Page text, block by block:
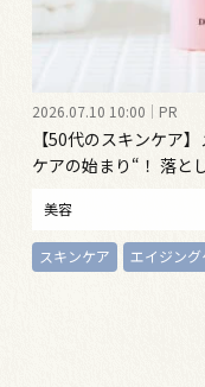
2026.07.10 10:00 PR
【50代のスキンケア
ケアの始まり“！ 落と
美容
スキンケア エイジング